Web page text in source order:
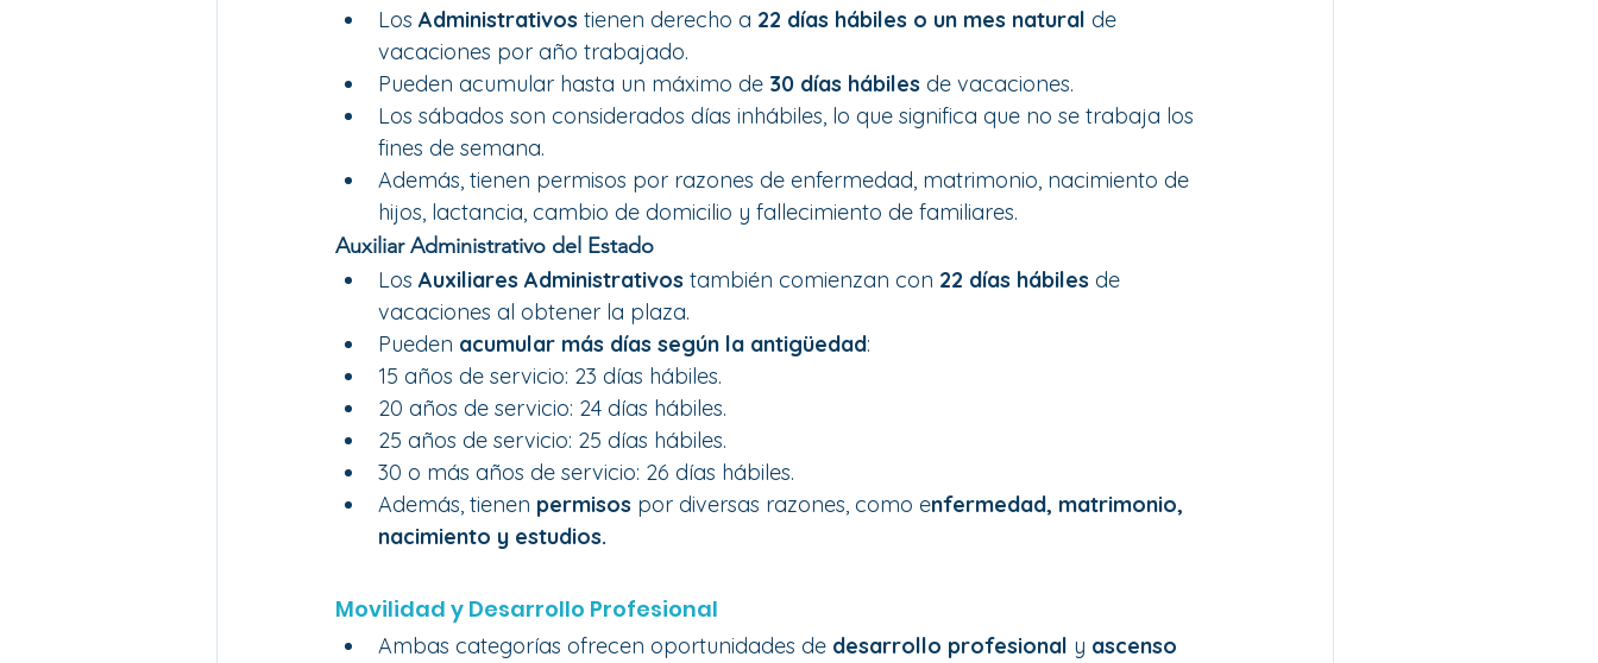
Los Administrativos tienen derecho a 22 días hábiles o un mes natural de
vacaciones por año trabajado.
Pueden acumular hasta un máximo de 30 días hábiles de vacaciones.
Los sábados son considerados días inhábiles, lo que significa que no se trabaja los
fines de semana.
Además, tienen permisos por razones de enfermedad, matrimonio, nacimiento de
hijos, lactancia, cambio de domicilio y fallecimiento de familiares.
Auxiliar Administrativo del Estado
Los Auxiliares Administrativos también comienzan con 22 días hábiles de
vacaciones al obtener la plaza.
Pueden acumular más días según la antigüedad:
15 años de servicio: 23 días hábiles.
20 años de servicio: 24 días hábiles.
25 años de servicio: 25 días hábiles.
30 o más años de servicio: 26 días hábiles.
Además, tienen permisos por diversas razones, como enfermedad, matrimonio,
nacimiento y estudios.
Movilidad y Desarrollo Profesional
Ambas categorías ofrecen oportunidades de desarrollo profesional y ascenso